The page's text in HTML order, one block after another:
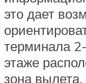
это дает
терминала
этаже
зона